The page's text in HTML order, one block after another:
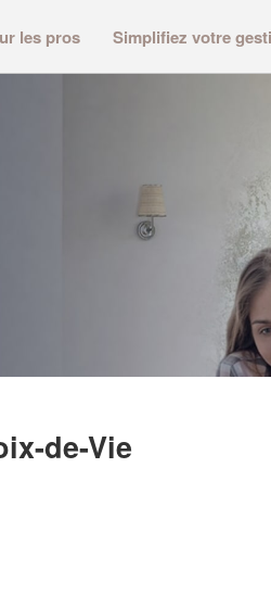
les pros Simplifiez votre
de-Vie